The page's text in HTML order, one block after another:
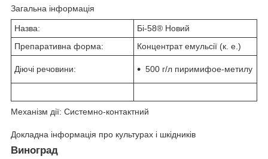
Загальна інформація
Назва: Бі-58® Новий
Препаративна форма:
Концентрат емульсії (к. е.)
Діючі речовини: 500 г/л пиримифое-метилу
Механізм дії: Системно-контактний
Докладна інформація про культурах і шкідників
Виноград